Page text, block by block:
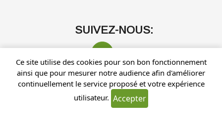
SUIVEZ-NOUS:
Recherches fréquentes
Ce site utilise des cookies pour son bon fonctionnement
ainsi que pour mesurer notre audience afin d'améliorer
continuellement le service proposé et votre expérience
utilisateur. Accepter